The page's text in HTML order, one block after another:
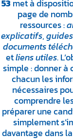
53met à
page de
ressources :
explicatifs,
documents
etliens utiles.
simple : donner à
chacun les
nécessaires
comprendre
préparer une
simplement
davantage dans